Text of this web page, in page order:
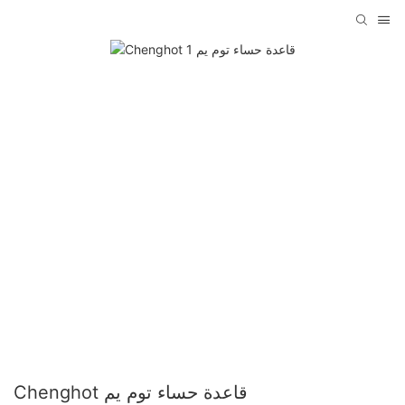
Chenghot قاعدة حساء توم يم